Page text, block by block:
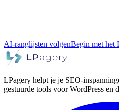
AI-ranglijsten volgenBegin met het
LPagery helpt je je SEO-
gestuurde tools voor WordPress en